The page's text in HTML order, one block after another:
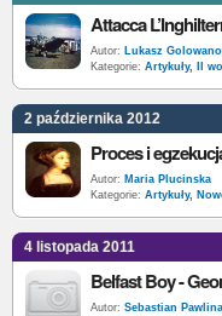
Attacca
Autor: Lukasz
Kategorie: Artykuły, II
2 października 2012
Proces i
Autor: Maria Plucinska
Kategorie: Artykuły,
4 listopada 2011
Belfast Boy -
Autor: Sebastian Pawlina